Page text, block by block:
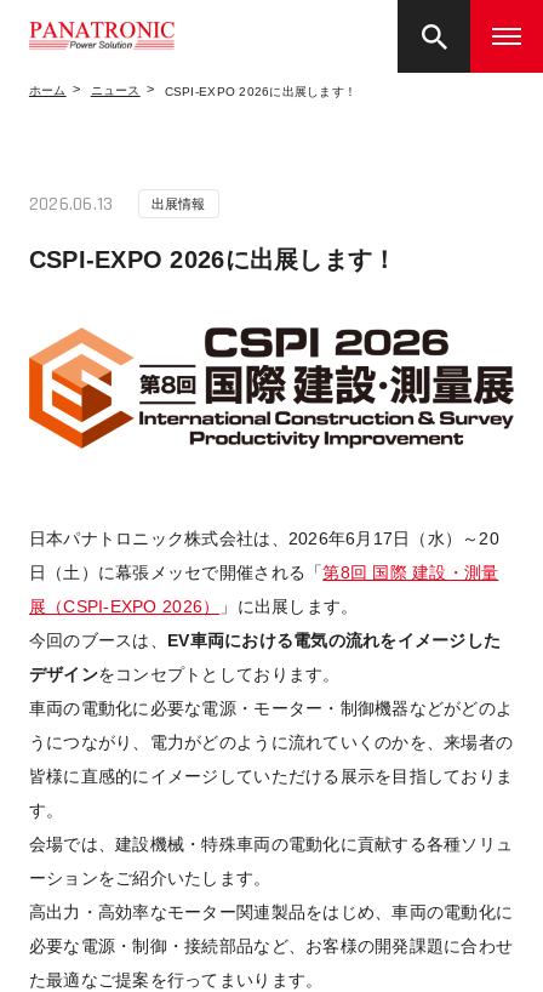
ホーム ニュース CSPI-EXPO 2026に出展します！
2026.06.13 出展情報
CSPI-EXPO 2026に出展します！
日本パナトロニック株式会社は、2026年6月17日（水）～20
日（土）に幕張メッセで開催される「第8回 国際 建設・測量
展（CSPI-EXPO 2026）
」に出展します。
今回のブースは、 EV車両における電気の流れをイメージした
デザインをコンセプトとしております。
車両の電動化に必要な電源・モーター・制御機器などがどのよ
うにつながり、電力がどのように流れていくのかを、来場者の
皆様に直感的にイメージしていただける展示を目指しておりま
す。
会場では、建設機械・特殊車両の電動化に貢献する各種ソリュ
ーションをご紹介いたします。
高出力・高効率なモーター関連製品をはじめ、車両の電動化に
必要な電源・制御・接続部品など、お客様の開発課題に合わせ
た最適なご提案を行ってまいります。